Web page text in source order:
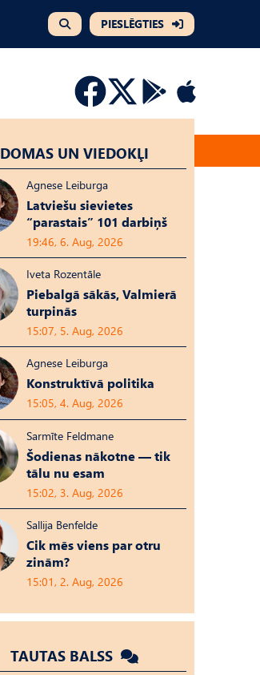
PIESLĒGTIES
DOMAS UN VIEDOKĻI
Agnese Leiburga
Latviešu sievietes
“parastais” 101 darbiņš
19:46, 6. Aug, 2026
Iveta Rozentāle
Piebalgā sākās, Valmierā
turpinās
15:07, 5. Aug, 2026
Agnese Leiburga
Konstruktīvā politika
15:05, 4. Aug, 2026
Sarmīte Feldmane
Šodienas nākotne — tik
tālu nu esam
15:02, 3. Aug, 2026
Sallija Benfelde
Cik mēs viens par otru
zinām?
15:01, 2. Aug, 2026
TAUTAS BALSS